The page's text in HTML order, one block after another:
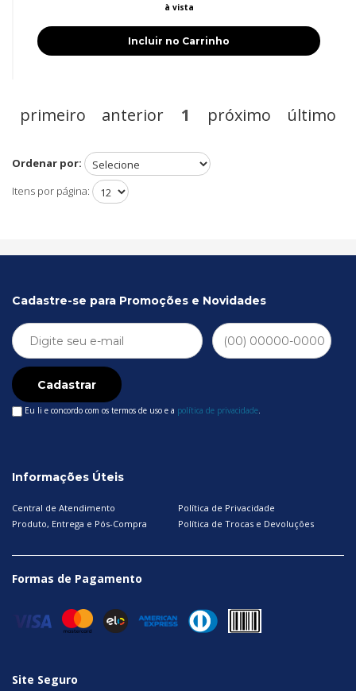
à vista
Incluir no Carrinho
primeiro anterior 1 próximo último
Ordenar por:
Itens por página:
Informações Úteis
Central de Atendimento
Política de Privacidade
Produto, Entrega e Pós-Compra
Política de Trocas e Devoluções
Cadastre-se para Promoções e Novidades
Cadastrar
Eu li e concordo com os termos de uso e a política de privacidade.
Formas de Pagamento
Site Seguro